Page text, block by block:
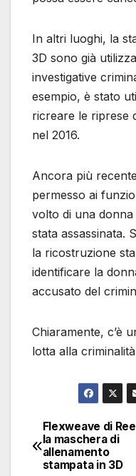
In altri luoghi, la
3D sono già
investigative
esempio, è stato
ricreare le riprese
nel 2016.
Ancora più
permesso ai
volto di una
stata assassinata.
la ricostruzione
identificare la
accusato del
Chiaramente, c’è
lotta alla
articoli
Flexweave di
la maschera di
allenamento
stampata in 3D